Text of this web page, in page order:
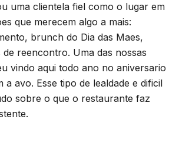
uma clientela fiel como o lugar em
que merecem algo a mais:
brunch do Dia das Maes,
reencontro. Uma das nossas
vindo aqui todo ano no aniversario
a avo. Esse tipo de lealdade e dificil
sobre o que o restaurante faz